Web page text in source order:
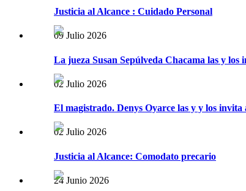
Justicia al Alcance : Cuidado Personal
09 Julio 2026
La jueza Susan Sepúlveda Chacama las y
02 Julio 2026
El magistrado. Denys Oyarce las y y los
02 Julio 2026
Justicia al Alcance: Comodato precario
24 Junio 2026